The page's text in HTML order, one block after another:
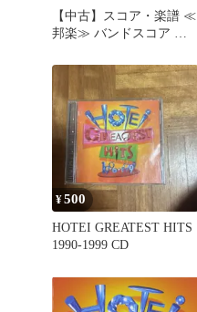
【中古】スコア・楽譜 ≪
邦楽≫ バンドスコア 布
1990-1999
¥500
HOTEI GREATEST HITS
1990-1999 CD